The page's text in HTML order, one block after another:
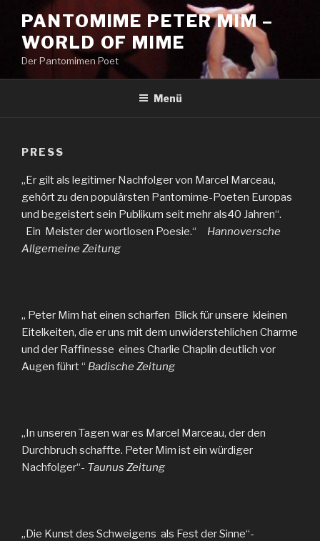
Inhalt
springen
PANTOMIME PETER MIM –
WORLD OF MIME
Der Pantomimen Poet
Menü
PRESS
„Er gilt als legitimer Nachfolger von Marcel Marceau,
gehört zu den populärsten Pantomime-Poeten Europas
und begeistert sein Publikum seit mehr als40 Jahren“.
Ein Meister der wortlosen Poesie.“ Hannoversche
Allgemeine Zeitung
„ Peter Mim hat einen scharfen Blick für unsere kleinen
Eitelkeiten, die er uns mit dem unwiderstehlichen Charme
und der Raffinesse eines Charlie Chaplin deutlich vor
Augen führt “ Badische Zeitung
„In unseren Tagen war es Marcel Marceau, der den
Durchbruch schaffte. Peter Mim ist ein würdiger
Nachfolger“- Taunus Zeitung
„Die Kunst des Schweigens als Fest der Sinne“-